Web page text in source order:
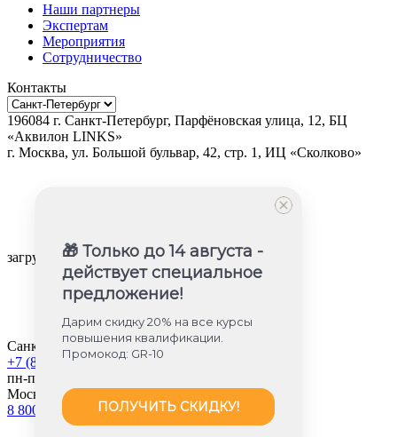
Наши партнеры
Экспертам
Мероприятия
Сотрудничество
Контакты
196084 г. Санкт-Петербург, Парфёновская улица, 12, БЦ
«Аквилон LINKS»
г. Москва, ул. Большой бульвар, 42, стр. 1, ИЦ «Сколково»
загрузка карты...
Санкт-Петербург
+7 (812) 605-85-58
пн-пт с 9:00 до 18:00
Москва
8 800 350-45-56
🎁 Только до 14 августа -
действует специальное
предложение!
Дарим скидку 20% на все курсы
повышения квалификации.
Промокод: GR-10
ПОЛУЧИТЬ СКИДКУ!